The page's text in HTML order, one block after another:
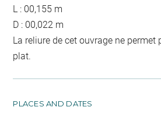
L : 00,155 m
D : 00,022 m
La reliure de cet ouvrage ne permet
plat.
PLACES AND DATES